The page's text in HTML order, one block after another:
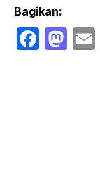
Bagikan:
F
M